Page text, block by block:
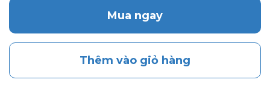
Mua ngay
Thêm vào giỏ hàng